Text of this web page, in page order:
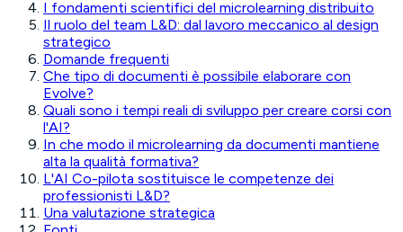
I fondamenti scientifici del microlearning distribuito
Il ruolo del team L&D: dal lavoro meccanico al design
strategico
Domande frequenti
Che tipo di documenti è possibile elaborare con
Evolve?
Quali sono i tempi reali di sviluppo per creare corsi con
l'AI?
In che modo il microlearning da documenti mantiene
alta la qualità formativa?
L'AI Co-pilota sostituisce le competenze dei
professionisti L&D?
Una valutazione strategica